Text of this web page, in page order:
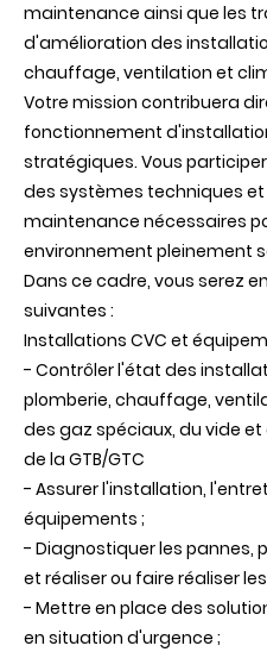
maintenance ainsi que les
d'amélioration des
chauffage, ventilation et
Votre mission contribuera
fonctionnement
stratégiques. Vous
des systèmes techniques
maintenance nécessaires
environnement pleinement
Dans ce cadre, vous serez
suivantes :
Installations CVC et
- Contrôler l'état des
plomberie, chauffage,
des gaz spéciaux, du vide
de la GTB/GTC
- Assurer l'installation,
équipements ;
- Diagnostiquer les pannes,
et réaliser ou faire réaliser
- Mettre en place des
en situation d'urgence ;